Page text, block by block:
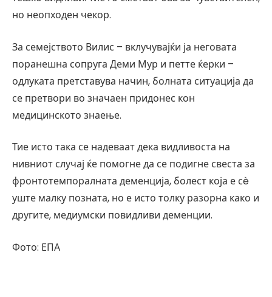
но неопходен чекор.
За семејството Вилис – вклучувајќи ја неговата
поранешна сопруга Деми Мур и петте ќерки –
одлуката претставува начин, болната ситуација да
се претвори во значаен придонес кон
медицинското знаење.
Тие исто така се надеваат дека видливоста на
нивниот случај ќе помогне да се подигне свеста за
фронтотемпоралната деменција, болест која е сè
уште малку позната, но е исто толку разорна како и
другите, медиумски повидливи деменции.
Фото: ЕПА